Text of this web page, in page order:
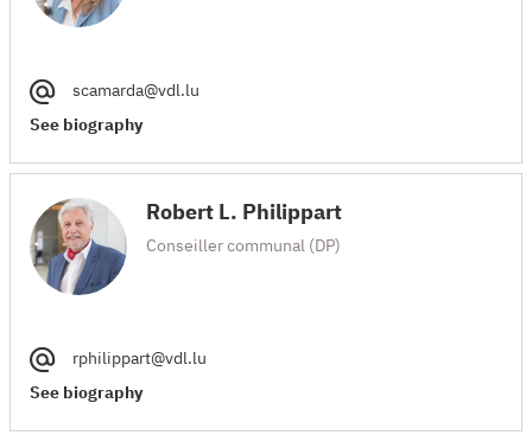
scamarda@vdl.lu
See biography
Robert L. Philippart
Conseiller communal (DP)
rphilippart@vdl.lu
See biography